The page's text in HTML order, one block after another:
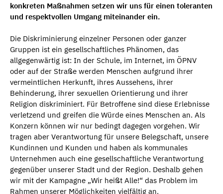
konkreten Maßnahmen setzen wir uns für einen toleranten
und respektvollen Umgang miteinander ein.
Die Diskriminierung einzelner Personen oder ganzer
Gruppen ist ein gesellschaftliches Phänomen, das
allgegenwärtig ist: In der Schule, im Internet, im ÖPNV
oder auf der Straße werden Menschen aufgrund ihrer
vermeintlichen Herkunft, ihres Aussehens, ihrer
Behinderung, ihrer sexuellen Orientierung und ihrer
Religion diskriminiert. Für Betroffene sind diese Erlebnisse
verletzend und greifen die Würde eines Menschen an. Als
Konzern können wir nur bedingt dagegen vorgehen. Wir
tragen aber Verantwortung für unsere Belegschaft, unsere
Kundinnen und Kunden und haben als kommunales
Unternehmen auch eine gesellschaftliche Verantwortung
gegenüber unserer Stadt und der Region. Deshalb gehen
wir mit der Kampagne „Wir heißt Alle!“ das Problem im
Rahmen unserer Möglichkeiten vielfältig an.